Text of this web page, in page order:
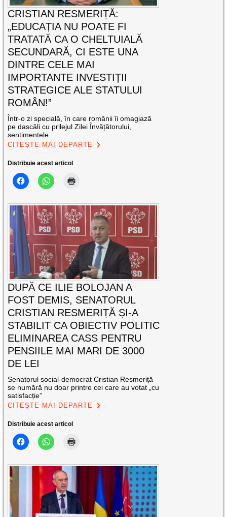
CRISTIAN RESMERIȚĂ:
„EDUCAȚIA NU POATE FI
TRATATĂ CA O CHELTUIALĂ
SECUNDARĂ, CI ESTE UNA
DINTRE CELE MAI
IMPORTANTE INVESTIȚII
STRATEGICE ALE STATULUI
ROMÂN!”
Într-o zi specială, în care românii îi omagiază
pe dascăli cu prilejul Zilei Învățătorului,
sentimentele
CITEȘTE MAI DEPARTE
Distribuie acest articol
DUPĂ CE ILIE BOLOJAN A
FOST DEMIS, SENATORUL
CRISTIAN RESMERIȚĂ ȘI-A
STABILIT CA OBIECTIV POLITIC
ELIMINAREA CASS PENTRU
PENSIILE MAI MARI DE 3000
DE LEI
Senatorul social-democrat Cristian Resmeriță
se numără nu doar printre cei care au votat „cu
satisfacție”
CITEȘTE MAI DEPARTE
Distribuie acest articol